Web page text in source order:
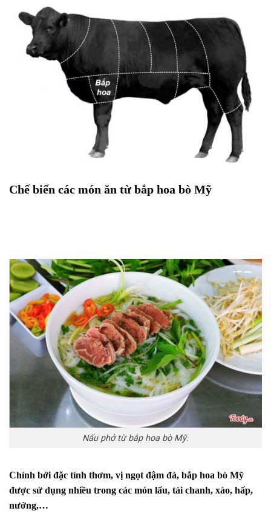
Chế biến các món ăn từ bắp hoa bò Mỹ
Nấu phở từ bắp hoa bò Mỹ.
Chính bởi đặc tính thơm, vị ngọt đậm đà, bắp hoa bò Mỹ
được sử dụng nhiều trong các món lẩu, tái chanh, xào, hấp,
nướng,…